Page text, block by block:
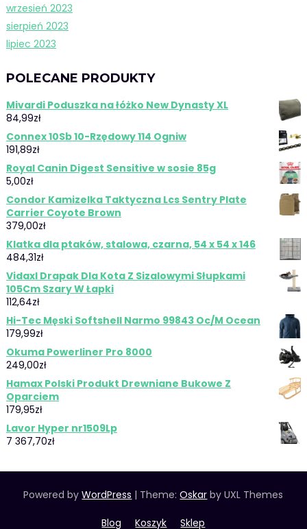
wrzesień 2023
sierpień 2023
lipiec 2023
POLECANE PRODUKTY
Mivardi Poduszka na łóżko New Dynasty XL
84,99zł
Connex 10Sb 10-Rzędowy 114 Ogniw
191,89zł
Royal Canin Digest Sensitive w sosie 85g
5,00zł
Condor Kamizelka Taktyczna Lcs Sentry Plate
Carrier Coyote Brown
379,00zł
Klatka dla ptaków, stalowa, czarna, 54 x 54 x 146
484,31zł
Vidaxl Drapak Dla Kota Z Sizalowymi Słupkami
105Cm Szary W Łapki
112,64zł
Hi-Tec Męski Softshell Narmo 99843 Oc/M Ocean
179,99zł
Okuma Powerliner Pro 8000
249,00zł
Hamax Polski Produkt Drewniane Bukowe Z
Oparciem
179,95zł
Lavor Hyper nr1509Lp
7 367,70zł
Powered byWordPress | Theme:Oskar by UXL Themes
Blog Koszyk Sklep